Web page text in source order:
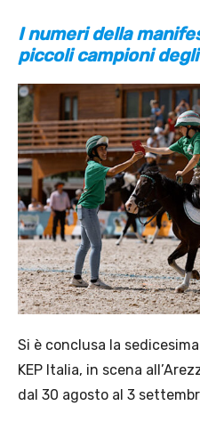
I numeri della
piccoli campioni
Si è conclusa la
KEP Italia, in scena
dal 30 agosto al 3